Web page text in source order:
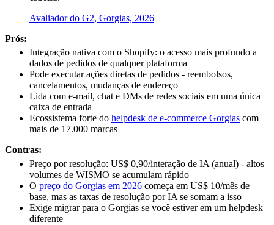
Avaliador do G2, Gorgias, 2026
Prós:
Integração nativa com o Shopify: o acesso mais profundo a
dados de pedidos de qualquer plataforma
Pode executar ações diretas de pedidos - reembolsos,
cancelamentos, mudanças de endereço
Lida com e-mail, chat e DMs de redes sociais em uma única
caixa de entrada
Ecossistema forte do helpdesk de e-commerce Gorgias com
mais de 17.000 marcas
Contras:
Preço por resolução: US$ 0,90/interação de IA (anual) - altos
volumes de WISMO se acumulam rápido
O preço do Gorgias em 2026 começa em US$ 10/mês de
base, mas as taxas de resolução por IA se somam a isso
Exige migrar para o Gorgias se você estiver em um helpdesk
diferente